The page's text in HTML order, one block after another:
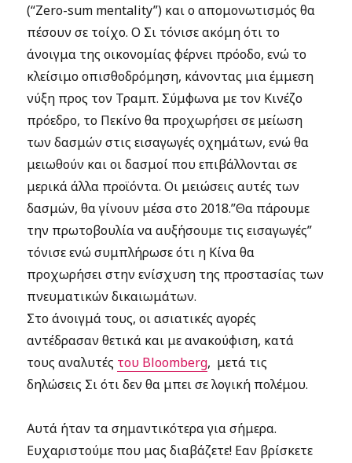
(“Zero-sum mentality”) και ο απομονωτισμός θα
πέσουν σε τοίχο. Ο Σι τόνισε ακόμη ότι το
άνοιγμα της οικονομίας φέρνει πρόοδο, ενώ το
κλείσιμο οπισθοδρόμηση, κάνοντας μια έμμεση
νύξη προς τον Τραμπ. Σύμφωνα με τον Κινέζο
πρόεδρο, το Πεκίνο θα προχωρήσει σε μείωση
των δασμών στις εισαγωγές οχημάτων, ενώ θα
μειωθούν και οι δασμοί που επιβάλλονται σε
μερικά άλλα προϊόντα. Οι μειώσεις αυτές των
δασμών, θα γίνουν μέσα στο 2018.”Θα πάρουμε
την πρωτοβουλία να αυξήσουμε τις εισαγωγές”
τόνισε ενώ συμπλήρωσε ότι η Κίνα θα
προχωρήσει στην ενίσχυση της προστασίας των
πνευματικών δικαιωμάτων.
Στο άνοιγμά τους, οι ασιατικές αγορές
αντέδρασαν θετικά και με ανακούφιση, κατά
τους αναλυτές του Bloomberg, μετά τις
δηλώσεις Σι ότι δεν θα μπει σε λογική πολέμου.
Αυτά ήταν τα σημαντικότερα για σήμερα.
Ευχαριστούμε που μας διαβάζετε! Εαν βρίσκετε